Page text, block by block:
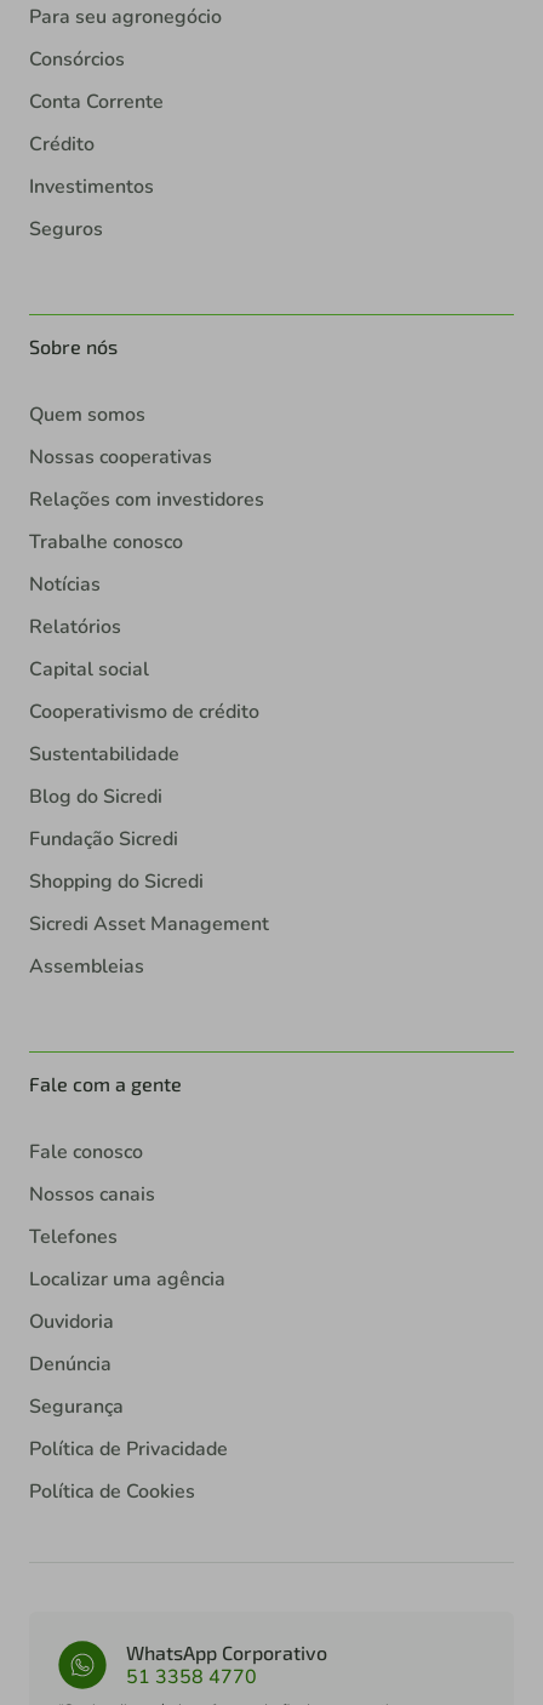
Para seu agronegócio
Consórcios
Conta Corrente
Crédito
Investimentos
Seguros
Sobre nós
Quem somos
Nossas cooperativas
Relações com investidores
Trabalhe conosco
Notícias
Relatórios
Capital social
Cooperativismo de crédito
Sustentabilidade
Blog do Sicredi
Fundação Sicredi
Shopping do Sicredi
Sicredi Asset Management
Assembleias
Fale com a gente
Fale conosco
Nossos canais
Telefones
Localizar uma agência
Ouvidoria
Denúncia
Segurança
Política de Privacidade
Política de Cookies
WhatsApp Corporativo
51 3358 4770